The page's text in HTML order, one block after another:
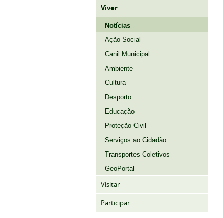
Viver
Notícias
Ação Social
Canil Municipal
Ambiente
Cultura
Desporto
Educação
Proteção Civil
Serviços ao Cidadão
Transportes Coletivos
GeoPortal
Visitar
Participar